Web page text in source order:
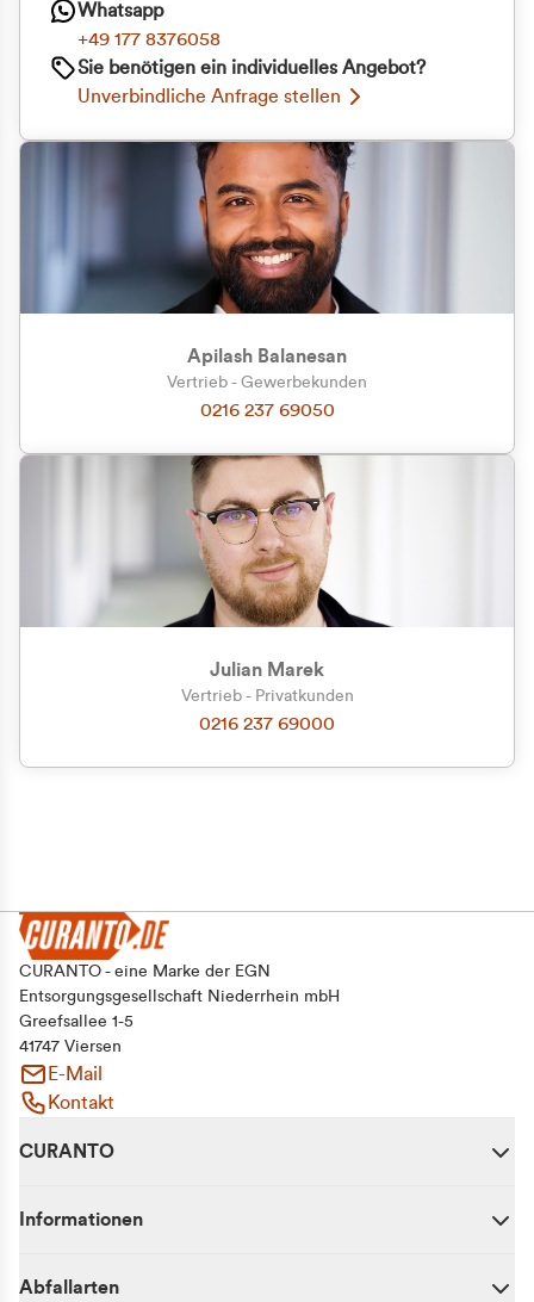
Whatsapp
+49 177 8376058
Sie benötigen ein individuelles Angebot?
Unverbindliche Anfrage stellen
Apilash Balanesan
Vertrieb - Gewerbekunden
0216 237 69050
Julian Marek
Vertrieb - Privatkunden
0216 237 69000
CURANTO - eine Marke der EGN
Entsorgungsgesellschaft Niederrhein mbH
Greefsallee 1-5
41747 Viersen
E-Mail
Kontakt
CURANTO
Informationen
Abfallarten